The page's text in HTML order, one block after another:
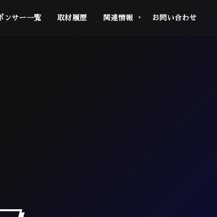
ンサー一覧 取材履歴 関連情報 お問い合わせ